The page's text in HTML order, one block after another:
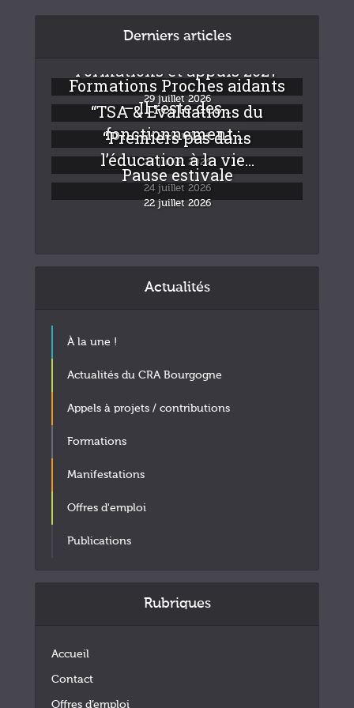
Derniers articles
Formations et appuis 2027
29 juillet 2026
Formations Proches aidants
– Il reste des...
24 juillet 2026
“TSA & Evaluations du
fonctionnement :...
24 juillet 2026
“Premiers pas dans
l’éducation à la vie...
24 juillet 2026
Pause estivale
22 juillet 2026
Actualités
À la une !
Actualités du CRA Bourgogne
Appels à projets / contributions
Formations
Manifestations
Offres d'emploi
Publications
Rubriques
Accueil
Contact
Offres d’emploi